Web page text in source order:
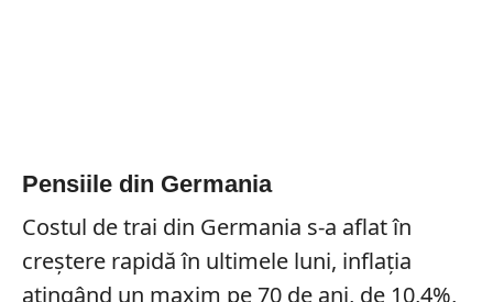
Pensiile din Germania
Costul de trai din Germania s-a aflat în
creştere rapidă în ultimele luni, inflaţia
atingând un maxim pe 70 de ani, de 10,4%,